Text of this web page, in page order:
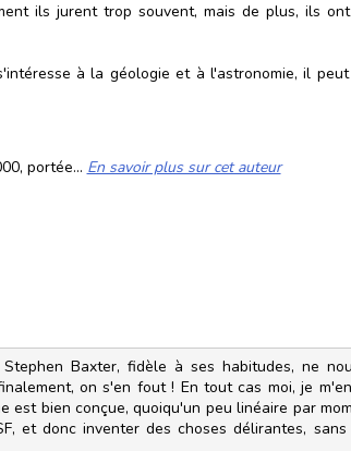
ils jurent trop souvent, mais de plus, ils
à la géologie et à l'astronomie, il
portée... En savoir plus sur cet auteur
Baxter, fidèle à ses habitudes, ne
on s'en fout ! En tout cas moi, je
bien conçue, quoiqu'un peu linéaire par
et donc inventer des choses délirantes,